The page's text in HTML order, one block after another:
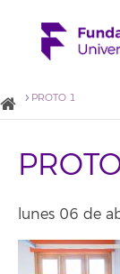
PROTO 1
lunes 06 de